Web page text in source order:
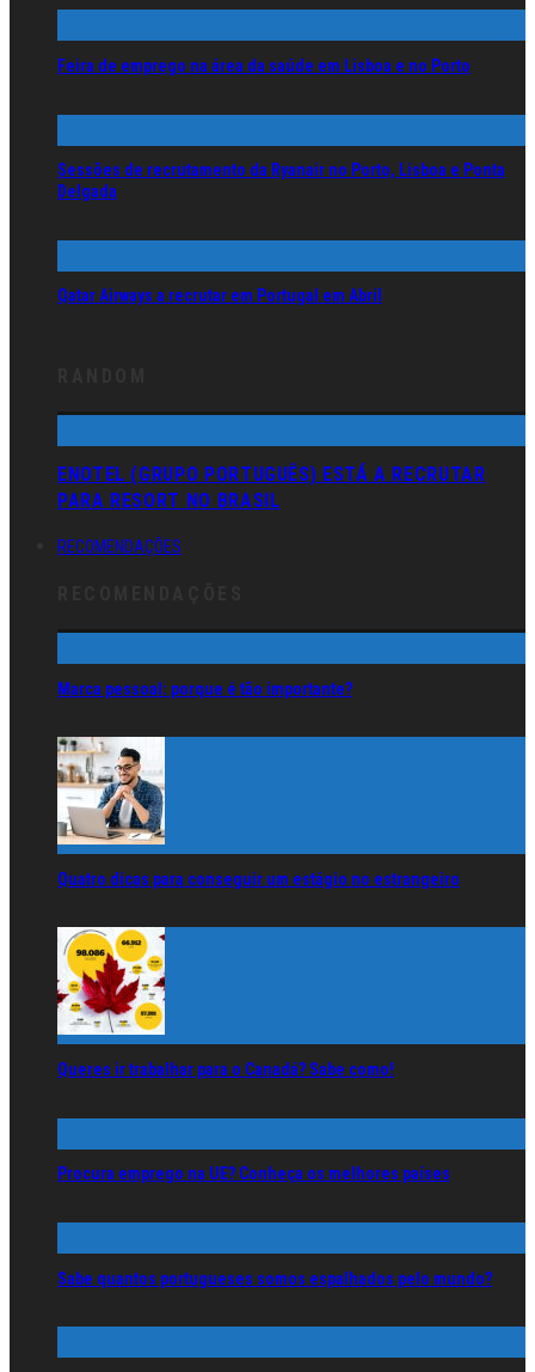
Feira de emprego na área da saúde em Lisboa e no Porto
Sessões de recrutamento da Ryanair no Porto, Lisboa e Ponta
Delgada
Qatar Airways a recrutar em Portugal em Abril
ENOTEL (GRUPO PORTUGUÊS) ESTÁ A RECRUTAR
PARA RESORT NO BRASIL
RECOMENDAÇÕES
Marca pessoal: porque é tão importante?
Quatro dicas para conseguir um estágio no estrangeiro
Queres ir trabalhar para o Canadá? Sabe como!
Procura emprego na UE? Conheça os melhores países
Sabe quantos portugueses somos espalhados pelo mundo?